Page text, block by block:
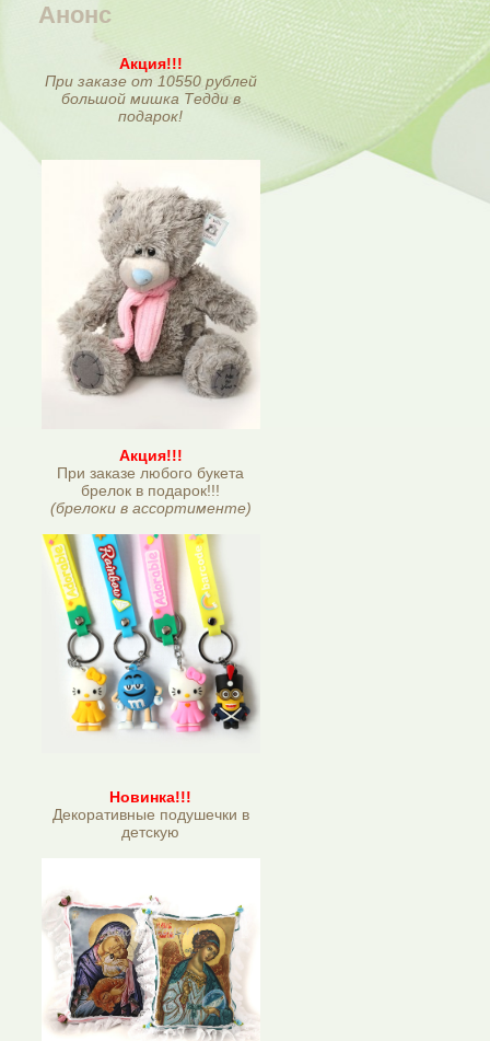
Анонс
Акция!!!
При заказе от 10550 рублей
большой мишка Тедди в
подарок!
Акция!!!
При заказе любого букета
брелок в подарок!!!
(брелоки в ассортименте)
Новинка!!!
Декоративные подушечки в
детскую